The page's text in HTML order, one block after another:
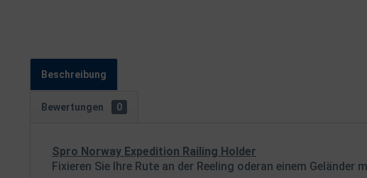
Beschreibung
Bewertungen 0
Spro Norway Expedition Railing Holder
Fixieren Sie Ihre Rute an der Reeling oderan einem